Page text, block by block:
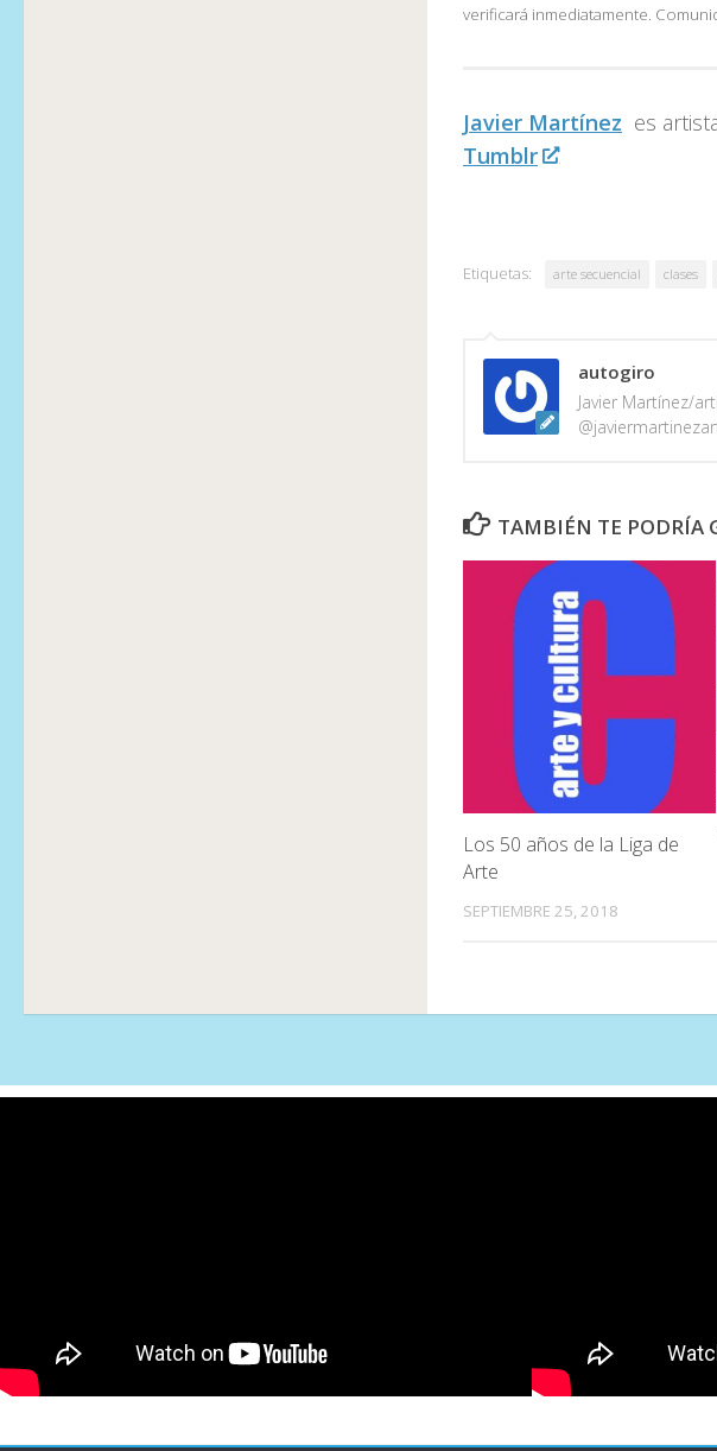
verificará inmediatamente.
Javier Martínez es
Tumblr
Etiquetas: arte secuencial clases
autogiro
Javier Martínez/
TAMBIÉN TE PODRÍA
Los 50 años de la Liga de
Arte
SEPTIEMBRE 25, 2018